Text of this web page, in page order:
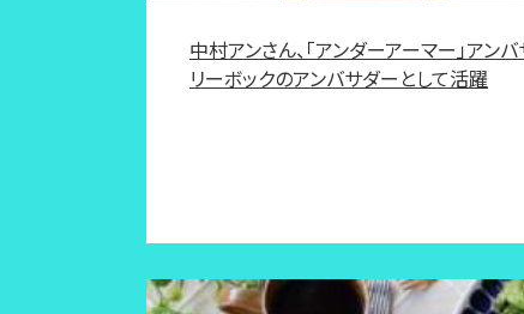
中村アンさん、「アンダーアーマー」アン
リーボックのアンバサダーとして活躍